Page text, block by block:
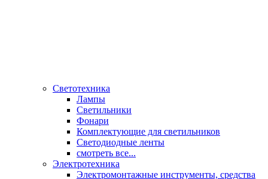
Светотехника
Лампы
Светильники
Фонари
Комплектующие для светильников
Светодиодные ленты
смотреть все...
Электротехника
Электромонтажные инструменты, средства